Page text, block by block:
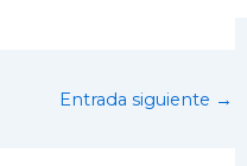
Entrada siguiente →